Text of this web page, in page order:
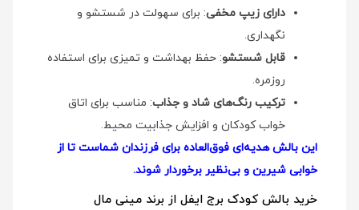
دارای زیپ مخفی: برای سهولت در شستشو و
نگهداری.
قابل شستشو: حفظ بهداشت و تمیزی برای استفاده
روزمره.
ترکیب رنگ‌های شاد و جذاب: مناسب برای اتاق
خواب کودکان و افزایش جذابیت محیط.
این بالش هدیه‌ای فوق‌العاده برای فرزندان شماست تا از
خوابی شیرین و بی‌نظیر برخوردار شوند.
خرید بالش کودک برج ایفل از برند مینی مال